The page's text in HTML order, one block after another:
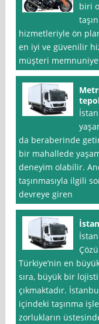
biri
hizmetleriyle ön
en iyi ve güvenilir
müşteri
da beraberinde
bir mahallede
deneyim olabilir.
taşınmasıyla ilgili
devreye giren
Türkiye’nin en
sıra, büyük bir
çıkmaktadır.
içindeki taşınma
zorlukların